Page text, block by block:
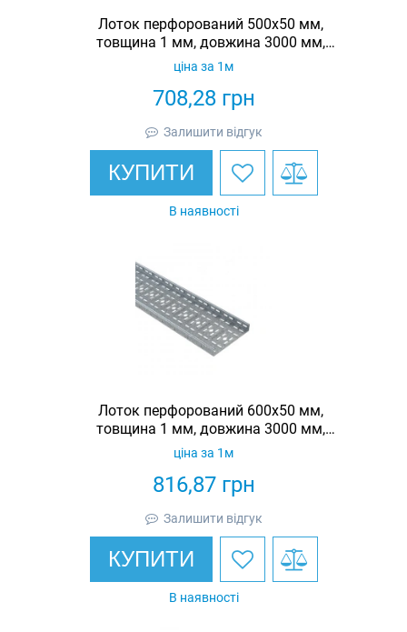
Лоток перфорований 500х50 мм,
товщина 1 мм, довжина 3000 мм,
гарячеоцинкований, Eurotray
708,28грн
ціна за 1м
Залишити відгук
КУПИТИ
В наявності
Лоток перфорований 600х50 мм,
товщина 1 мм, довжина 3000 мм,
гарячеоцинкований, Eurotray
816,87грн
ціна за 1м
Залишити відгук
КУПИТИ
В наявності